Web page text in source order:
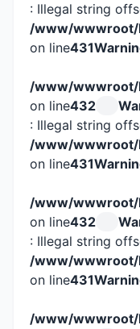
: Illegal string
/www/wwwroot/
on line431
/www/wwwroot/
on line432
: Illegal string
/www/wwwroot/
on line431
/www/wwwroot/
on line432
: Illegal string
/www/wwwroot/
on line431
/www/wwwroot/